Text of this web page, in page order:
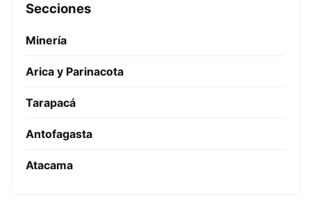
Secciones
Minería
Arica y Parinacota
Tarapacá
Antofagasta
Atacama